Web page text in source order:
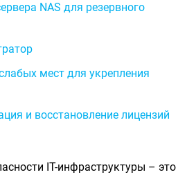
NAS для резервного
мест для укрепления
и восстановление лицензий
IT-инфраструктуры – это